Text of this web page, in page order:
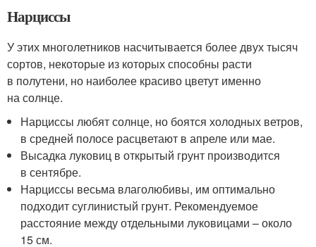
Нарциссы
У этих многолетников насчитывается более двух тысяч
сортов, некоторые из которых способны расти
в полутени, но наиболее красиво цветут именно
на солнце.
Нарциссы любят солнце, но боятся холодных ветров,
в средней полосе расцветают в апреле или мае.
Высадка луковиц в открытый грунт производится
в сентябре.
Нарциссы весьма влаголюбивы, им оптимально
подходит суглинистый грунт. Рекомендуемое
расстояние между отдельными луковицами – около
15 см.